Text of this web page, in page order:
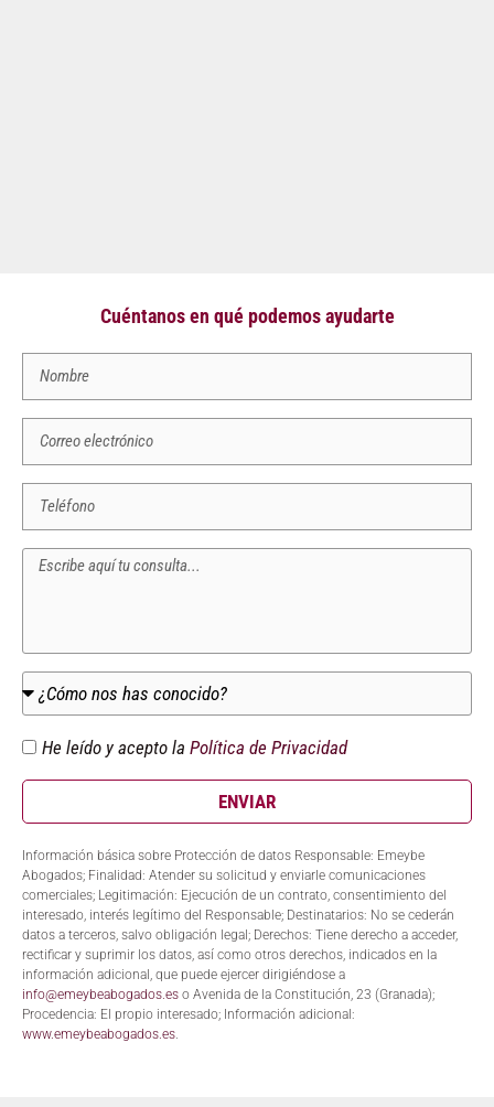
Cuéntanos en qué podemos ayudarte
He leído y acepto la Política de Privacidad
ENVIAR
Información básica sobre Protección de datos Responsable: Emeybe
Abogados; Finalidad: Atender su solicitud y enviarle comunicaciones
comerciales; Legitimación: Ejecución de un contrato, consentimiento del
interesado, interés legítimo del Responsable; Destinatarios: No se cederán
datos a terceros, salvo obligación legal; Derechos: Tiene derecho a acceder,
rectificar y suprimir los datos, así como otros derechos, indicados en la
información adicional, que puede ejercer dirigiéndose a
info@emeybeabogados.es o Avenida de la Constitución, 23 (Granada);
Procedencia: El propio interesado; Información adicional:
www.emeybeabogados.es.